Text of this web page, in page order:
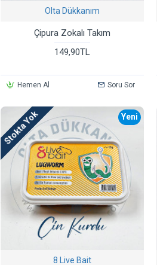
Olta Dükkanım
Çipura Zokalı Takım
149,90TL
Hemen Al Soru Sor
Yeni
Stokta Yok
8 Live Bait